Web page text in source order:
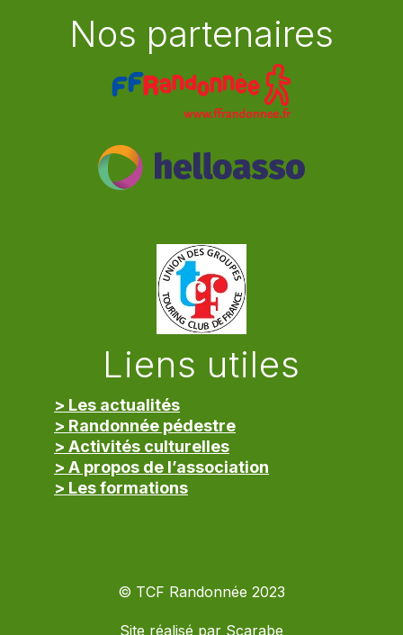
Nos partenaires
Liens utiles
> Les actualités
> Randonnée pédestre
> Activités culturelles
> A propos de l’association
> Les formations
© TCF Randonnée 2023
Site réalisé par Scarabe